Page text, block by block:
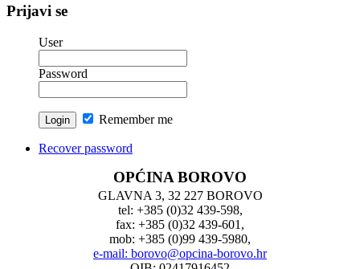
Prijavi se
User
Password
Remember me
Recover password
OPĆINA BOROVO
GLAVNA 3, 32 227 BOROVO
tel: +385 (0)32 439-598,
fax: +385 (0)32 439-601,
mob: +385 (0)99 439-5980,
e-mail: borovo@opcina-borovo.hr